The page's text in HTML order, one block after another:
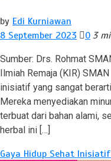
by Edi Kurniawan
8 September 2023
0 3
Sumber: Drs. Rohmat
Ilmiah Remaja (KIR)
inisiatif yang sangat
Mereka menyediakan
terbuat dari bahan alami,
herbal ini […]
Gaya Hidup Sehat Inisiatif